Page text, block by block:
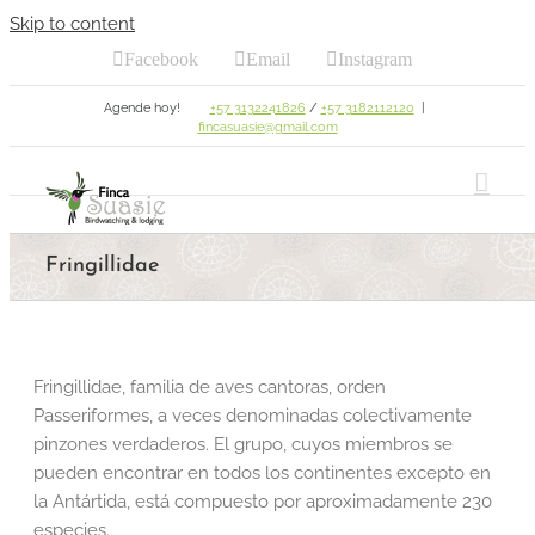
Skip to content
Facebook Email Instagram
Agende hoy! +57 3132241826 / +57 3182112120
fincasuasie@gmail.com
Fringillidae
Fringillidae, familia de aves cantoras, orden
Passeriformes, a veces denominadas colectivamente
pinzones verdaderos. El grupo, cuyos miembros se
pueden encontrar en todos los continentes excepto en
la Antártida, está compuesto por aproximadamente 230
especies.